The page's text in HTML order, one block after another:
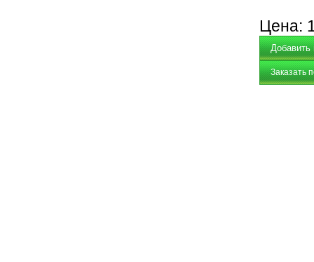
Цена:
Заказать